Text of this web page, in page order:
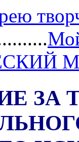
ЗА